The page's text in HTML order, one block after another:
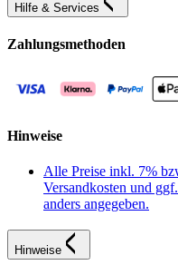
Hilfe & Services
Zahlungsmethoden
Hinweise
Alle Preise inkl. 7%
Versandkosten und
anders angegeben.
Hinweise